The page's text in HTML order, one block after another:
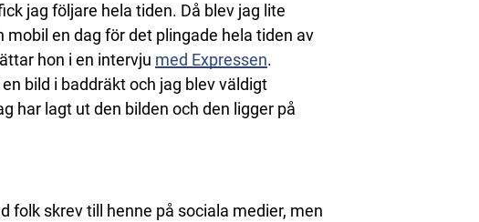
jag följare hela tiden. Då blev jag lite
en dag för det plingade hela tiden av
hon i en intervju med Expressen.
bild i baddräkt och jag blev väldigt
har lagt ut den bilden och den ligger på
folk skrev till henne på sociala medier, men